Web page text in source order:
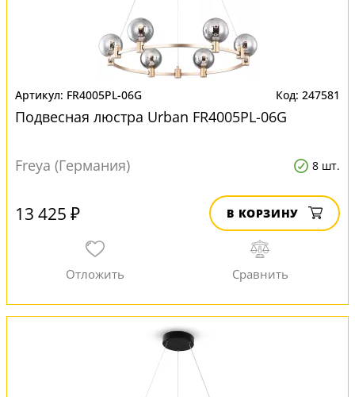
FR4005PL-06G 247581
Подвесная люстра Urban FR4005PL-06G
Freya (Германия) 8 шт.
13 425 ₽ В КОРЗИНУ